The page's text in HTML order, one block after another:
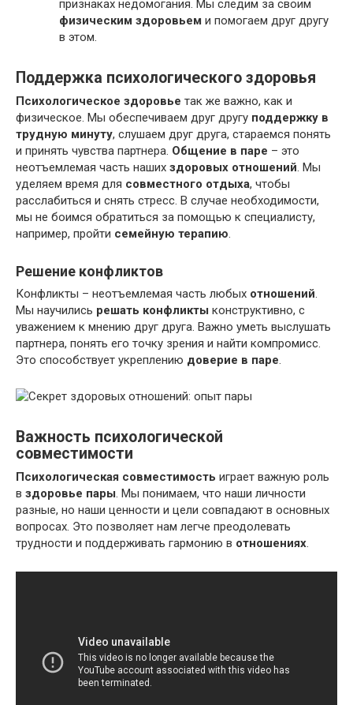
признаках недомогания. Мы следим за своим
физическим здоровьем и помогаем друг другу
в этом.
Поддержка психологического здоровья
Психологическое здоровье так же важно, как и
физическое. Мы обеспечиваем друг другу поддержку в
трудную минуту, слушаем друг друга, стараемся понять
и принять чувства партнера. Общение в паре – это
неотъемлемая часть наших здоровых отношений. Мы
уделяем время для совместного отдыха, чтобы
расслабиться и снять стресс. В случае необходимости,
мы не боимся обратиться за помощью к специалисту,
например, пройти семейную терапию.
Решение конфликтов
Конфликты – неотъемлемая часть любых отношений.
Мы научились решать конфликты конструктивно, с
уважением к мнению друг друга. Важно уметь выслушать
партнера, понять его точку зрения и найти компромисс.
Это способствует укреплению доверие в паре.
Важность психологической
совместимости
Психологическая совместимость играет важную роль
в здоровье пары. Мы понимаем, что наши личности
разные, но наши ценности и цели совпадают в основных
вопросах. Это позволяет нам легче преодолевать
трудности и поддерживать гармонию в отношениях.